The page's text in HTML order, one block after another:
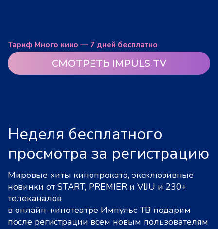
Тариф Много кино — 7 дней бесплатно
СМОТРЕТЬ IMPULS TV
Неделя бесплатного
просмотра за регистрацию
Мировые хиты кинопроката, эксклюзивные
новинки от START, PREMIER и VIJU и 230+
телеканалов
в онлайн-кинотеатре Импульс ТВ подарим
после регистрации всем новым пользователям